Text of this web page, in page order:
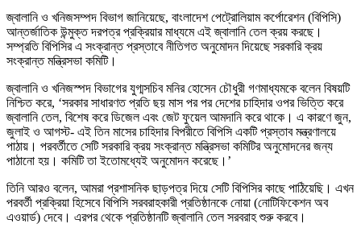
জ্বালানি ও খনিজসম্পদ বিভাগ জানিয়েছে, বাংলাদেশ পেট্রোলিয়াম কর্পোরেশন (বিপিসি)
আন্তর্জাতিক উন্মুক্ত দরপত্র প্রক্রিয়ার মাধ্যমে এই জ্বালানি তেল ক্রয় করছে।
সম্প্রতি বিপিসির এ সংক্রান্ত প্রস্তাবে নীতিগত অনুমোদন দিয়েছে সরকারি ক্রয়
সংক্রান্ত মন্ত্রিসভা কমিটি।
জ্বালানি ও খনিজস্পদ বিভাগের যুগ্মসচিব মনির হোসেন চৌধুরী গণমাধ্যমকে বলেন বিষয়টি
নিশ্চিত করে, ‘সরকার সাধারণত প্রতি ছয় মাস পর পর দেশের চাহিদার ওপর ভিত্তি করে
জ্বালানি তেল, বিশেষ করে ডিজেল এবং জেট ফুয়েল আমদানি করে থাকে। এ কারণে জুন,
জুলাই ও আগস্ট- এই তিন মাসের চাহিদার বিপরীতে বিপিসি একটি প্রস্তাব মন্ত্রণালয়ে
পাঠায়। পরবর্তীতে সেটি সরকারি ক্রয় সংক্রান্ত মন্ত্রিসভা কমিটির অনুমোদনের জন্য
পাঠানো হয়। কমিটি তা ইতোমধ্যেই অনুমোদন করেছে।’
তিনি আরও বলেন, আমরা প্রশাসনিক ছাড়পত্র দিয়ে সেটি বিপিসির কাছে পাঠিয়েছি। এখন
পরবর্তী প্রক্রিয়া হিসেবে বিপিসি সরবরাহকারী প্রতিষ্ঠানকে নোয়া (নোটিফিকেশন অব
এওয়ার্ড) দেবে। এরপর থেকে প্রতিষ্ঠানটি জ্বালানি তেল সরবরাহ শুরু করবে।